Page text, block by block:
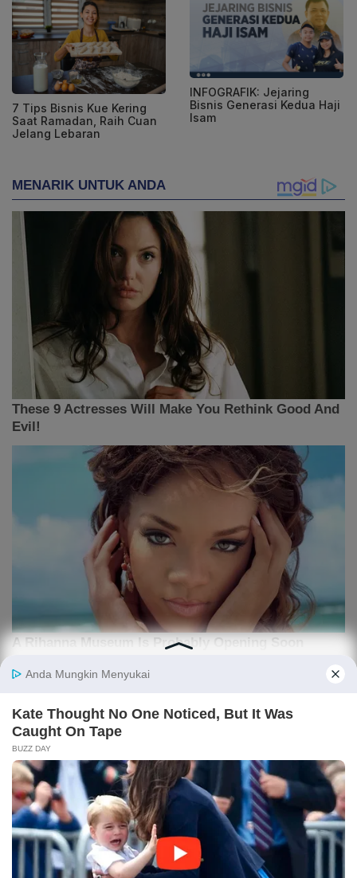
7 Tips Bisnis Kue Kering
Saat Ramadan, Raih Cuan
Jelang Lebaran
INFOGRAFIK: Jejaring
Bisnis Generasi Kedua Haji
Isam